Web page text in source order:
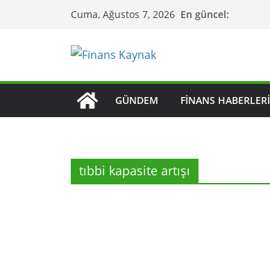
Cuma, Ağustos 7, 2026 En güncel:
GÜNDEM FINANS HABERLERI
tıbbi kapasite artışı